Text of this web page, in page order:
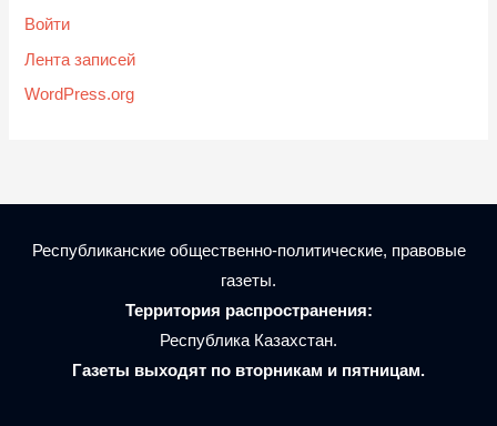
Войти
Лента записей
WordPress.org
Республиканские общественно-политические, правовые
газеты.
Территория распространения:
Республика Казахстан.
Газеты выходят по вторникам и пятницам.